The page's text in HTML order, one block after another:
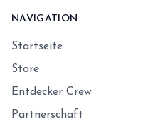
NAVIGATION
Startseite
Store
Entdecker Crew
Partnerschaft